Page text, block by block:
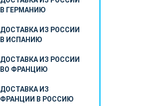
В ГЕРМАНИЮ
ДОСТАВКА ИЗ РОССИИ
В ИСПАНИЮ
ДОСТАВКА ИЗ РОССИИ
ВО ФРАНЦИЮ
ДОСТАВКА ИЗ
ФРАНЦИИ В РОССИЮ